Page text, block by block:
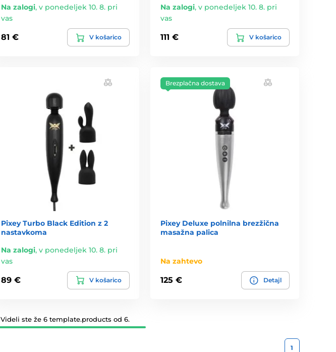
Na zalogi, v ponedeljek 10. 8. pri
vas
81 € V košarico
Na zalogi,v ponedeljek 10. 8. pri
vas
111 € V košarico
Pixey Turbo Black Edition z 2
nastavkoma
Na zalogi, v ponedeljek 10. 8. pri
vas
89 € V košarico
Brezplačna dostava
Pixey Deluxe polnilna brezžična
masažna palica
Na zahtevo
125 € Detajl
Videli ste že 6 template.products od 6.
1